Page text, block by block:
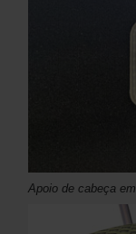
Apoio de cabeça